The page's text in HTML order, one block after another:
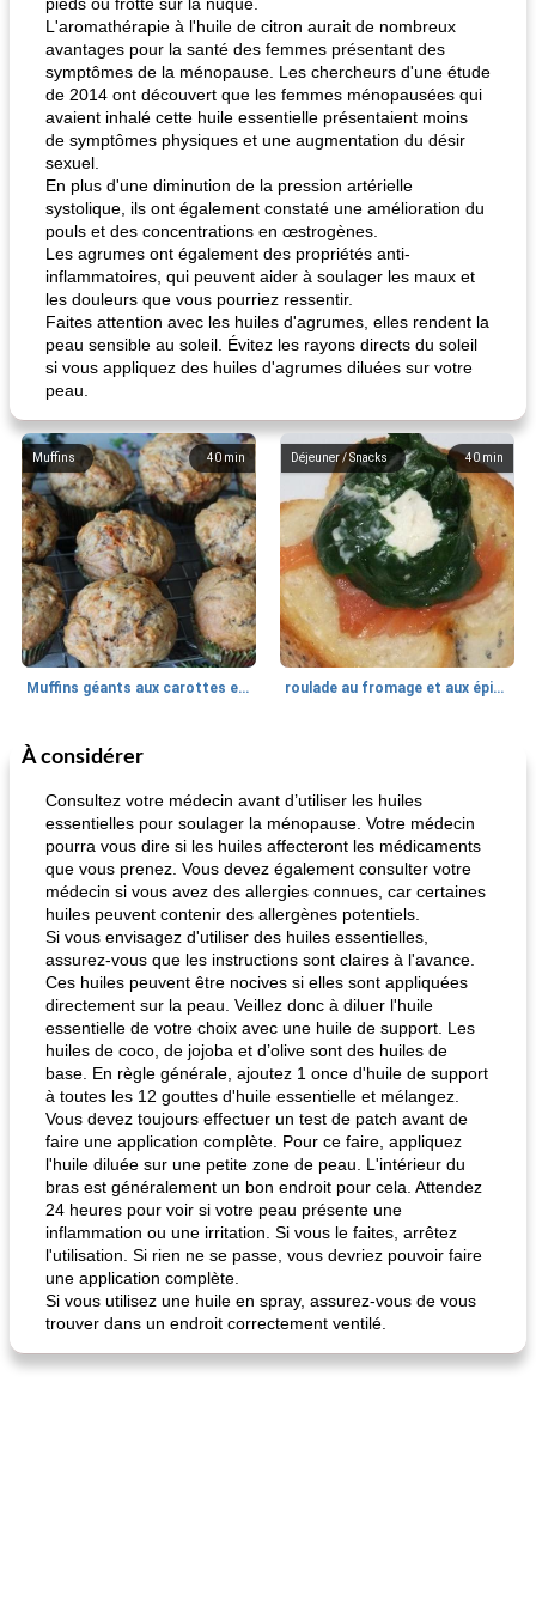
L'aromathérapie à l'huile de citron aurait de nombreux
avantages pour la santé des femmes présentant des
symptômes de la ménopause. Les chercheurs d'une étude
de 2014 ont découvert que les femmes ménopausées qui
avaient inhalé cette huile essentielle présentaient moins
de symptômes physiques et une augmentation du désir
sexuel.
En plus d'une diminution de la pression artérielle
systolique, ils ont également constaté une amélioration du
pouls et des concentrations en œstrogènes.
Les agrumes ont également des propriétés anti-
inflammatoires, qui peuvent aider à soulager les maux et
les douleurs que vous pourriez ressentir.
Faites attention avec les huiles d'agrumes, elles rendent la
peau sensible au soleil. Évitez les rayons directs du soleil
si vous appliquez des huiles d'agrumes diluées sur votre
peau.
40 min
Muffins
Muffins géants aux carottes et à la banane de Nif
40 min
Déjeuner / Snacks
roulade au fromage et aux épinards
Marques de confiance: recettes et
fiesta tostadas le méga's jopp joes
À considérer
Consultez votre médecin avant d’utiliser les huiles
essentielles pour soulager la ménopause. Votre médecin
pourra vous dire si les huiles affecteront les médicaments
que vous prenez. Vous devez également consulter votre
médecin si vous avez des allergies connues, car certaines
huiles peuvent contenir des allergènes potentiels.
Si vous envisagez d'utiliser des huiles essentielles,
assurez-vous que les instructions sont claires à l'avance.
Ces huiles peuvent être nocives si elles sont appliquées
directement sur la peau. Veillez donc à diluer l'huile
essentielle de votre choix avec une huile de support. Les
huiles de coco, de jojoba et d’olive sont des huiles de
base. En règle générale, ajoutez 1 once d'huile de support
à toutes les 12 gouttes d'huile essentielle et mélangez.
Vous devez toujours effectuer un test de patch avant de
faire une application complète. Pour ce faire, appliquez
l'huile diluée sur une petite zone de peau. L'intérieur du
bras est généralement un bon endroit pour cela. Attendez
24 heures pour voir si votre peau présente une
inflammation ou une irritation. Si vous le faites, arrêtez
l'utilisation. Si rien ne se passe, vous devriez pouvoir faire
une application complète.
Si vous utilisez une huile en spray, assurez-vous de vous
trouver dans un endroit correctement ventilé.